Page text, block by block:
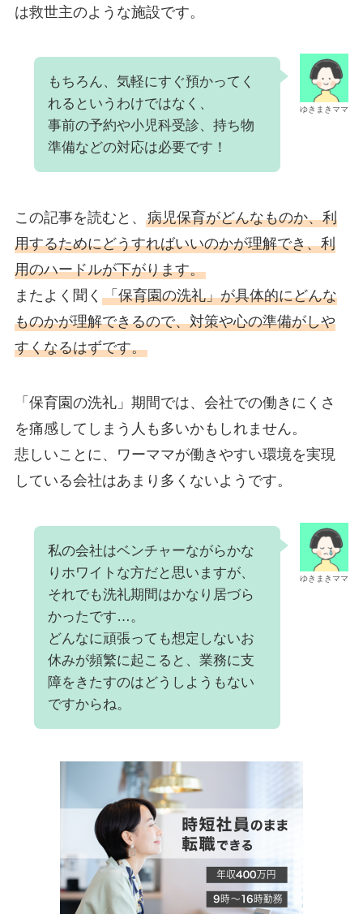
は救世主のような施設です。
ゆきまきママ
もちろん、気軽にすぐ預かってく
れるというわけではなく、
事前の予約や小児科受診、持ち物
準備などの対応は必要です！
この記事を読むと、 病児保育がどんなものか、利
用するためにどうすればいいのかが理解でき、利
用のハードルが下がります。
またよく聞く 「保育園の洗礼」が具体的にどんな
ものかが理解できるので、対策や心の準備がしや
すくなるはずです。
「保育園の洗礼」期間では、会社での働きにくさ
を痛感してしまう人も多いかもしれません。
悲しいことに、ワーママが働きやすい環境を実現
している会社はあまり多くないようです。
ゆきまきママ
私の会社はベンチャーながらかな
りホワイトな方だと思いますが、
それでも洗礼期間はかなり居づら
かったです…。
どんなに頑張っても想定しないお
休みが頻繁に起こると、業務に支
障をきたすのはどうしようもない
ですからね。